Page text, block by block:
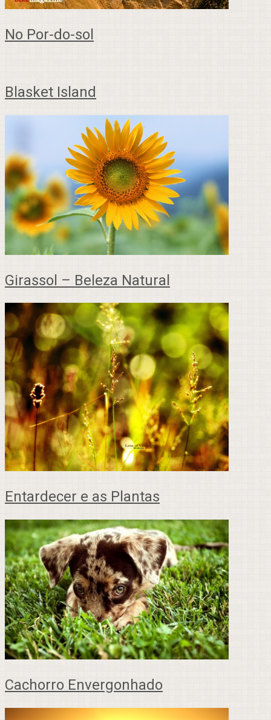
No Por-do-sol
Blasket Island
Girassol – Beleza Natural
Entardecer e as Plantas
Cachorro Envergonhado